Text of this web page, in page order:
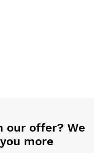
our offer? We
more